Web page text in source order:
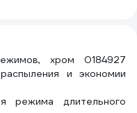
хром 0184927
и экономии
режима длительного